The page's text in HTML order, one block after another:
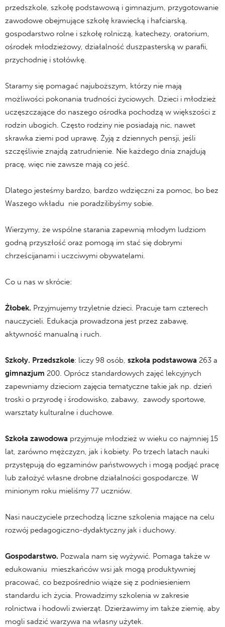
przedszkole, szkołę podstawową i gimnazjum, przygotowanie
zawodowe obejmujące szkołę krawiecką i hafciarską,
gospodarstwo rolne i szkołę rolniczą, katechezy, oratorium,
ośrodek młodzieżowy, działalność duszpasterską w parafii,
przychodnię i stołówkę.
Staramy się pomagać najuboższym, którzy nie mają
możliwości pokonania trudności życiowych. Dzieci i młodzież
uczęszczające do naszego ośrodka pochodzą w większości z
rodzin ubogich. Często rodziny nie posiadają nic, nawet
skrawka ziemi pod uprawę. Żyją z dziennych pensji, jeśli
szczęśliwie znajdą zatrudnienie. Nie każdego dnia znajdują
pracę, więc nie zawsze mają co jeść.
Dlatego jesteśmy bardzo, bardzo wdzięczni za pomoc, bo bez
Waszego wkładu nie poradzilibyśmy sobie.
Wierzymy, że wspólne starania zapewnią młodym ludziom
godną przyszłość oraz pomogą im stać się dobrymi
chrześcijanami i uczciwymi obywatelami.
Co u nas w skrócie:
Żłobek. Przyjmujemy trzyletnie dzieci. Pracuje tam czterech
nauczycieli. Edukacja prowadzona jest przez zabawę,
aktywność manualną i ruch.
Szkoły. Przedszkole: liczy 98 osób, szkoła podstawowa 263 a
gimnazjum 200. Oprócz standardowych zajęć lekcyjnych
zapewniamy dzieciom zajęcia tematyczne takie jak np. dzień
troski o przyrodę i środowisko, zabawy, zawody sportowe,
warsztaty kulturalne i duchowe.
Szkoła zawodowa przyjmuje młodzież w wieku co najmniej 15
lat, zarówno mężczyzn, jak i kobiety. Po trzech latach nauki
przystępują do egzaminów państwowych i mogą podjąć pracę
lub założyć własne drobne działalności gospodarcze. W
minionym roku mieliśmy 77 uczniów.
Nasi nauczyciele przechodzą liczne szkolenia mające na celu
rozwój pedagogiczno-dydaktyczny jak i duchowy.
Gospodarstwo. Pozwala nam się wyżywić. Pomaga także w
edukowaniu mieszkańców wsi jak mogą produktywniej
pracować, co bezpośrednio wiąże się z podniesieniem
standardu ich życia. Prowadzimy szkolenia w zakresie
rolnictwa i hodowli zwierząt. Dzierżawimy im także ziemię, aby
mogli sadzić warzywa na własny użytek.